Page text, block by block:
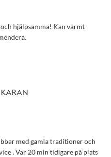
hjälpsamma! Kan varmt
med gamla traditioner och
. Var 20 min tidigare på plats